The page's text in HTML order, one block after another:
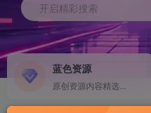
开启精彩搜索
蓝色资源
原创资源内容精选...